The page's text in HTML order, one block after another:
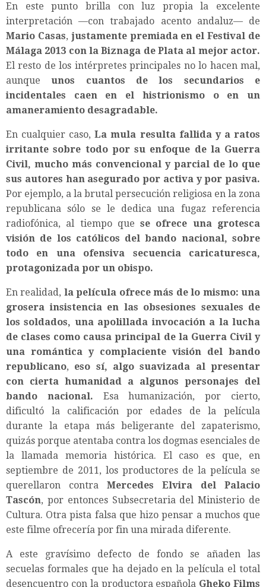
En este punto brilla con luz propia la excelente
interpretación —con trabajado acento andaluz— de
Mario Casas, justamente premiada en el Festival de
Málaga 2013 con la Biznaga de Plata al mejor actor.
El resto de los intérpretes principales no lo hacen mal,
aunque unos cuantos de los secundarios e
incidentales caen en el histrionismo o en un
amaneramiento desagradable.
En cualquier caso,La mula resulta fallida y a ratos
irritante sobre todo por su enfoque de la Guerra
Civil, mucho más convencional y parcial de lo que
sus autores han asegurado por activa y por pasiva.
Por ejemplo, a la brutal persecución religiosa en la zona
republicana sólo se le dedica una fugaz referencia
radiofónica, al tiempo quese ofrece una grotesca
visión de los católicos del bando nacional, sobre
todo en una ofensiva secuencia caricaturesca,
protagonizada por un obispo.
En realidad, la película ofrece más de lo mismo: una
grosera insistencia en las obsesiones sexuales de
los soldados, una apolillada invocación a la lucha
de clases como causa principal de la Guerra Civil y
una romántica y complaciente visión del bando
republicano, eso sí, algo suavizada al presentar
con cierta humanidad a algunos personajes del
bando nacional. Esa humanización, por cierto,
dificultó la calificación por edades de la película
durante la etapa más beligerante del zapaterismo,
quizás porque atentaba contra los dogmas esenciales de
la llamada memoria histórica. El caso es que, en
septiembre de 2011, los productores de la película se
querellaron contra Mercedes Elvira del Palacio
Tascón, por entonces Subsecretaria del Ministerio de
Cultura. Otra pista falsa que hizo pensar a muchos que
este filme ofrecería por fin una mirada diferente.
A este gravísimo defecto de fondo se añaden las
secuelas formales que ha dejado en la película el total
desencuentro con la productora española Gheko Films